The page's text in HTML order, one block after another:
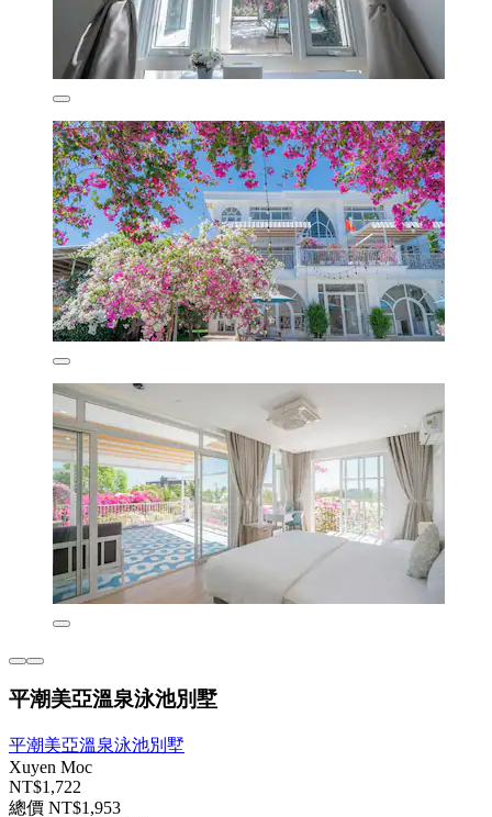
平潮美亞溫泉泳池別墅
平潮美亞溫泉泳池別墅
Xuyen Moc
NT$1,722
總價 NT$1,953